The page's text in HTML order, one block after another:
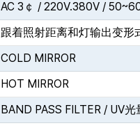
AC 3￠ / 220V.380V /
跟着照射距离和灯输出变形
COLD MIRROR
HOT MIRROR
BAND PASS FILTER / UV